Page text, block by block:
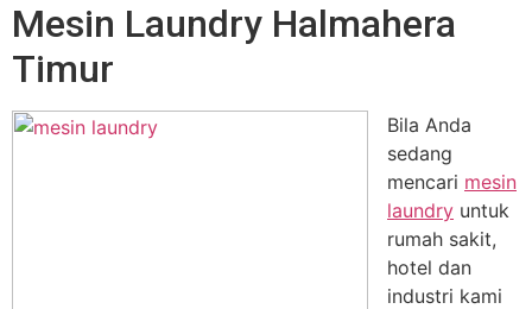
Mesin Laundry Halmahera
Timur
Bila Anda
sedang
mencari mesin
laundry untuk
rumah sakit,
hotel dan
industri kami